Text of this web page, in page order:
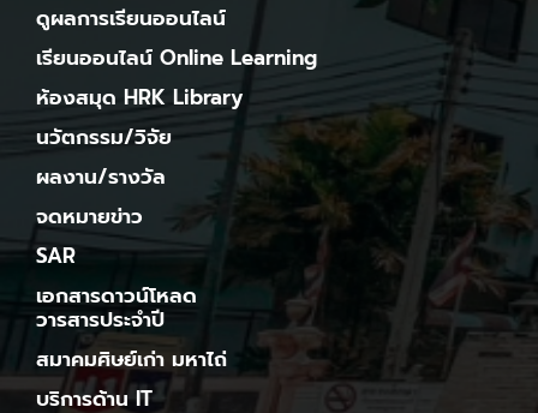
ดูผลการเรียนออนไลน์
เรียนออนไลน์ Online Learning
ห้องสมุด HRK Library
นวัตกรรม/วิจัย
ผลงาน/รางวัล
จดหมายข่าว
SAR
เอกสารดาวน์โหลด
วารสารประจำปี
สมาคมศิษย์เก่า มหาไถ่
บริการด้าน IT